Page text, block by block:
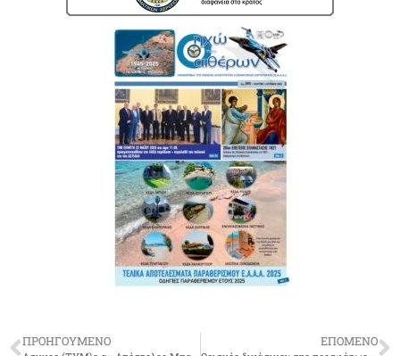
ΠΡΟΗΓΟΥΜΕΝΟ ΕΠΟΜΕΝΟ